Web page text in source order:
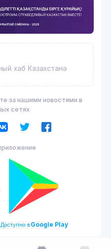
хаб Казахстана
за нашими новостями в
сетях
Доступно вGoogle Play